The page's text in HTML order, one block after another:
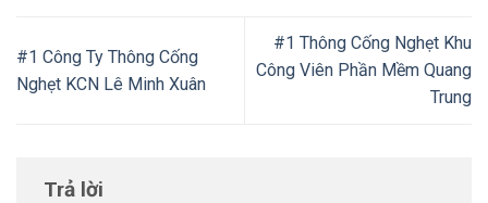
#1 Công Ty Thông Cống
Nghẹt KCN Lê Minh Xuân
#1 Thông Cống Nghẹt Khu
Công Viên Phần Mềm Quang
Trung
Trả lời